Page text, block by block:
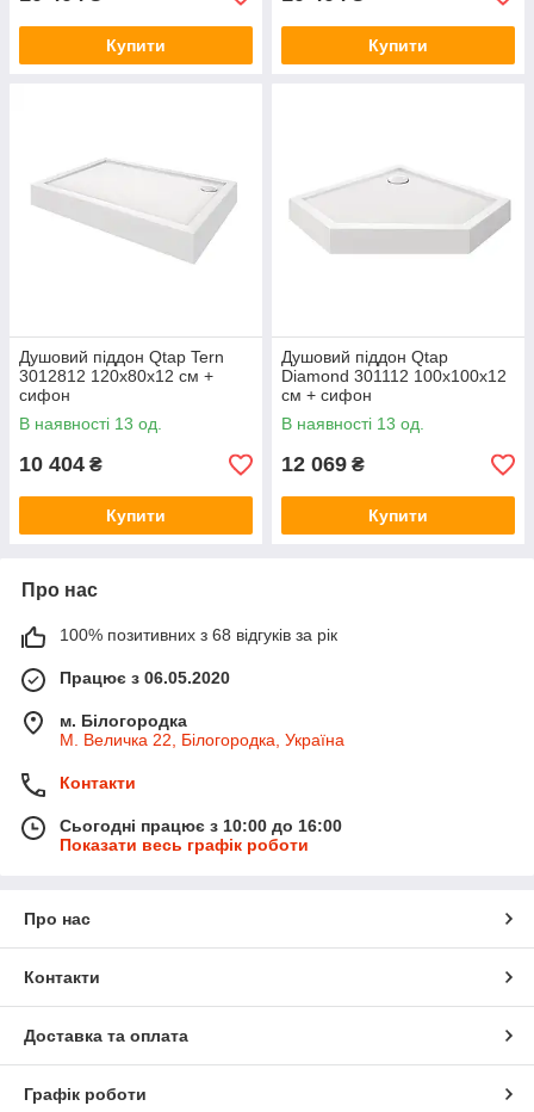
Купити Купити
Душовий піддон Qtap Tern
3012812 120x80x12 см +
сифон
В наявності 13 од.
10 404 ₴
Купити
Душовий піддон Qtap
Diamond 301112 100x100x12
см + сифон
В наявності 13 од.
12 069 ₴
Купити
Про нас
100% позитивних з 68 відгуків за рік
Працює з 06.05.2020
м. Білогородка
М. Величка 22, Білогородка, Україна
Контакти
Сьогодні працює з 10:00 до 16:00
Показати весь графік роботи
Про нас
Контакти
Доставка та оплата
Графік роботи